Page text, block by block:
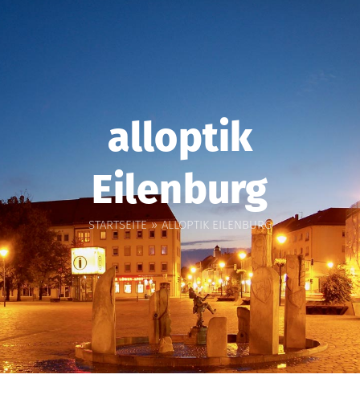
alloptik
Eilenburg
STARTSEITE ALLOPTIK EILENBURG